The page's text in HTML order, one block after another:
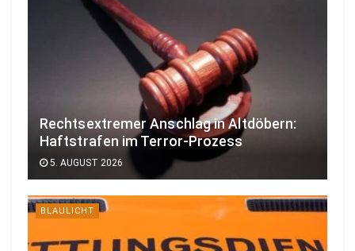
Rechtsextremer Anschlag in Altdöbern:
Haftstrafen im Terror-Prozess
5. AUGUST 2026
BLAULICHT